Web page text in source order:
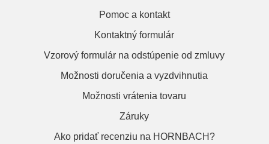
Pomoc a kontakt
Kontaktný formulár
Vzorový formulár na odstúpenie od zmluvy
Možnosti doručenia a vyzdvihnutia
Možnosti vrátenia tovaru
Záruky
Ako pridať recenziu na HORNBACH?